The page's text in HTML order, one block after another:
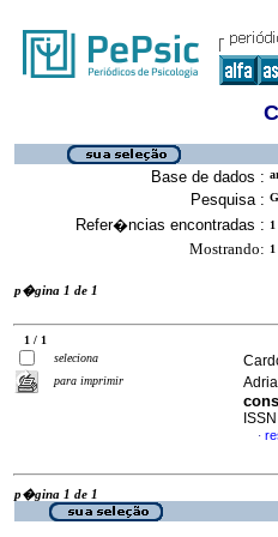
Base de dados :
Pesquisa :
Refer�ncias encontradas : 1
Mostrando:
p�gina 1 de 1
1 / 1
seleciona
para imprimir
·
p�gina 1 de 1